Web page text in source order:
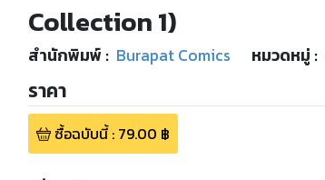
Collection 1)
สำนักพิมพ์ : Burapat Comics หมวดหมู่ :
ราคา
ซื้อฉบับนี้: 79.00 ฿